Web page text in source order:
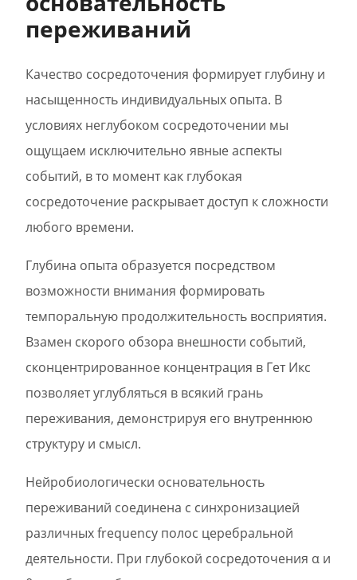
переживаний
Качество сосредоточения формирует глубину и
насыщенность индивидуальных опыта. В
условиях неглубоком сосредоточении мы
ощущаем исключительно явные аспекты
событий, в то момент как глубокая
сосредоточение раскрывает доступ к сложности
любого времени.
Глубина опыта образуется посредством
возможности внимания формировать
темпоральную продолжительность восприятия.
Взамен скорого обзора внешности событий,
сконцентрированное концентрация в Гет Икс
позволяет углубляться в всякий грань
переживания, демонстрируя его внутреннюю
структуру и смысл.
Нейробиологически основательность
переживаний соединена с синхронизацией
различных frequency полос церебральной
деятельности. При глубокой сосредоточения α и